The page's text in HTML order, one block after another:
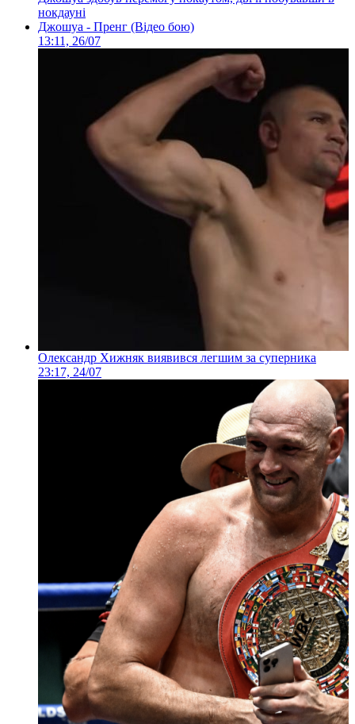
нокдауні
Джошуа - Пренг (Відео бою)
13:11, 26/07
Олександр Хижняк виявився легшим за суперника
23:17, 24/07